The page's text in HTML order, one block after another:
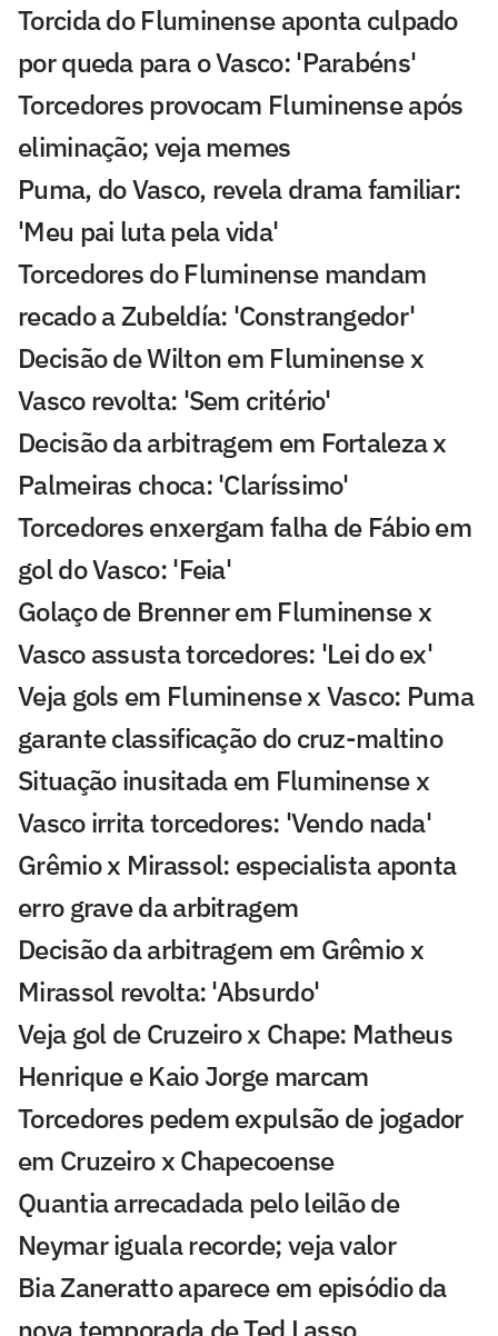
Torcida do Fluminense aponta culpado
por queda para o Vasco: 'Parabéns'
Torcedores provocam Fluminense após
eliminação; veja memes
Puma, do Vasco, revela drama familiar:
'Meu pai luta pela vida'
Torcedores do Fluminense mandam
recado a Zubeldía: 'Constrangedor'
Decisão de Wilton em Fluminense x
Vasco revolta: 'Sem critério'
Decisão da arbitragem em Fortaleza x
Palmeiras choca: 'Claríssimo'
Torcedores enxergam falha de Fábio em
gol do Vasco: 'Feia'
Golaço de Brenner em Fluminense x
Vasco assusta torcedores: 'Lei do ex'
Veja gols em Fluminense x Vasco: Puma
garante classificação do cruz-maltino
Situação inusitada em Fluminense x
Vasco irrita torcedores: 'Vendo nada'
Grêmio x Mirassol: especialista aponta
erro grave da arbitragem
Decisão da arbitragem em Grêmio x
Mirassol revolta: 'Absurdo'
Veja gol de Cruzeiro x Chape: Matheus
Henrique e Kaio Jorge marcam
Torcedores pedem expulsão de jogador
em Cruzeiro x Chapecoense
Quantia arrecadada pelo leilão de
Neymar iguala recorde; veja valor
Bia Zaneratto aparece em episódio da